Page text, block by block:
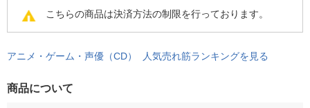
こちらの商品は決済方法の制限を行っております。
アニメ・ゲーム・声優（CD） 人気売れ筋ランキングを見る
商品について